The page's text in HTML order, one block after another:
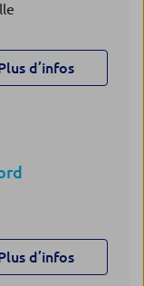
d’infos
d’infos